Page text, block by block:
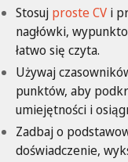
Stosuj proste CV i
nagłówki,
łatwo się czyta.
Używaj
punktów, aby
umiejętności i
Zadbaj o
doświadczenie,